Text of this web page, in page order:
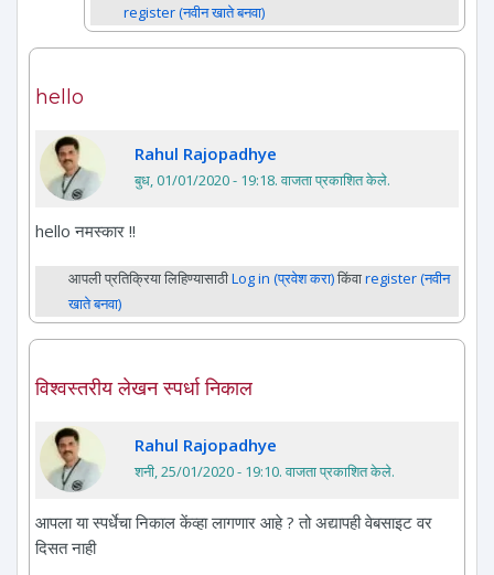
register (नवीन खाते बनवा)
hello
Rahul Rajopadhye
बुध, 01/01/2020 - 19:18. वाजता प्रकाशित केले.
hello नमस्कार !!
आपली प्रतिक्रिया लिहिण्यासाठीLog in (प्रवेश करा)किंवाregister (नवीन
खाते बनवा)
विश्वस्तरीय लेखन स्पर्धा निकाल
Rahul Rajopadhye
शनी, 25/01/2020 - 19:10. वाजता प्रकाशित केले.
आपला या स्पर्धेचा निकाल केंव्हा लागणार आहे ? तो अद्यापही वेबसाइट वर
दिसत नाही